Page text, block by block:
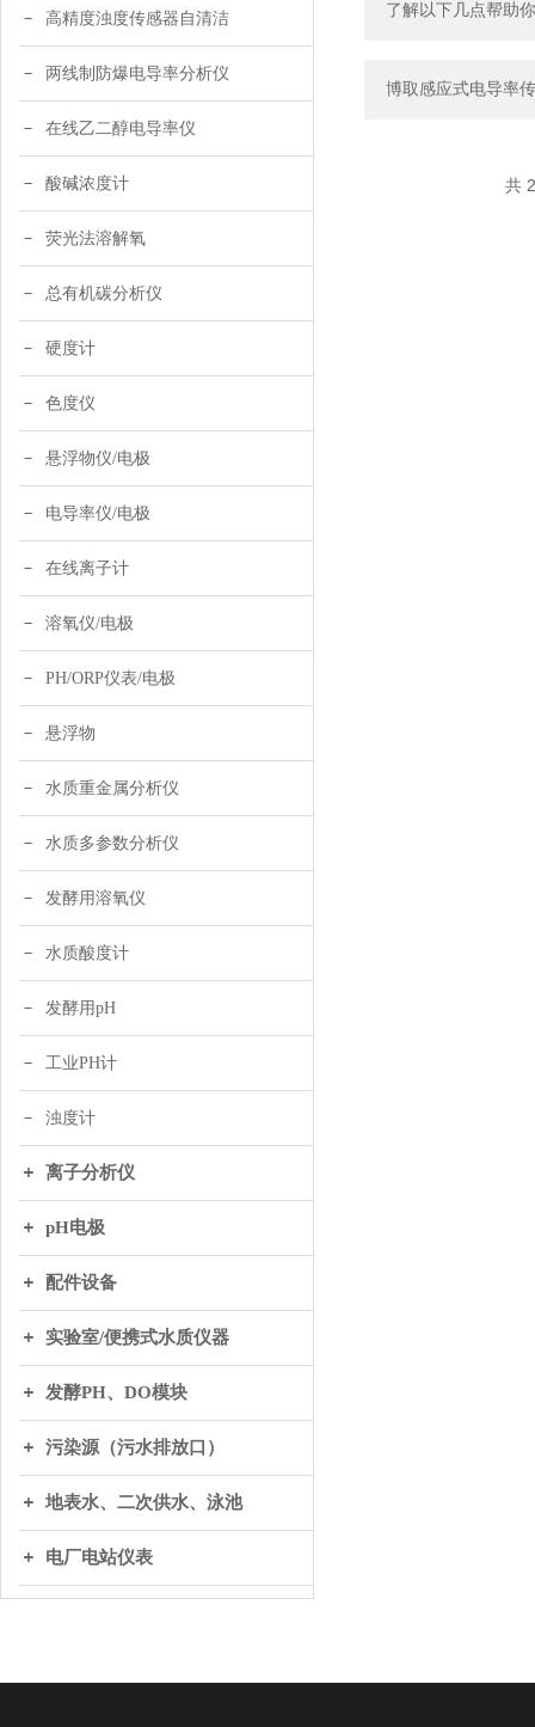
高精度浊度传感器自清洁
两线制防爆电导率分析仪
在线乙二醇电导率仪
酸碱浓度计
荧光法溶解氧
总有机碳分析仪
硬度计
色度仪
悬浮物仪/电极
电导率仪/电极
在线离子计
溶氧仪/电极
PH/ORP仪表/电极
悬浮物
水质重金属分析仪
水质多参数分析仪
发酵用溶氧仪
水质酸度计
发酵用pH
工业PH计
浊度计
离子分析仪
pH电极
配件设备
实验室/便携式水质仪器
发酵PH、DO模块
污染源（污水排放口）
地表水、二次供水、泳池
电厂电站仪表
了解以下几点帮助
博取感应式电导率
共